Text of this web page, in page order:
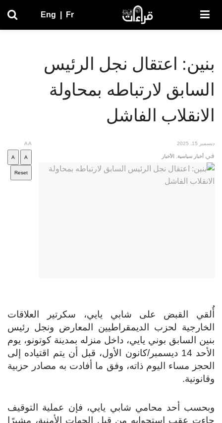
Eng Fr
بنين: اعتقال نجل الرئيس
السابق لارتباطه بمحاولة
الانقلاب الفاشل
ديسمبر 15, 2025
في أخبار سياسية الأخبار
AA
A
A
Reset
أُلقي القبض على شابي يايي، سكرتير العلاقات
الخارجية لحزب الديمقراطيين المعارض ونجل رئيس
بنين السابق بوني يايي، داخل منزله بمدينة كوتونو، يوم
الأحد 14 ديسمبر/كانون الأول، قبل أن يتم اقتياده إلى
الحجز مساء اليوم ذاته، وفق ما أفادت به مصادر حزبية
وقانونية.
وبحسب أحد محامي شابي يايي، فإن عملية التوقيف
جاءت عقب استجوابه من قبل الجهات الأمنية، مشيرًا